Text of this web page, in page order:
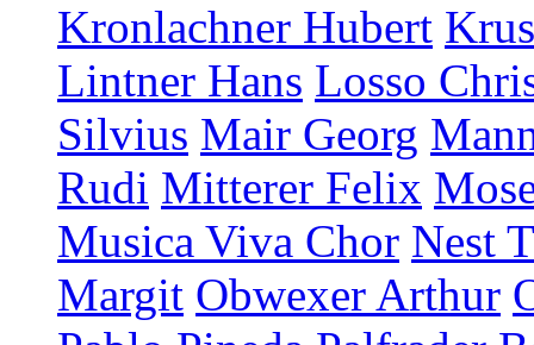
Kronlachner Hubert
Lintner Hans Losso
Silvius Mair Georg
Rudi Mitterer Felix
Musica Viva Chor Nest
Margit Obwexer Arthur